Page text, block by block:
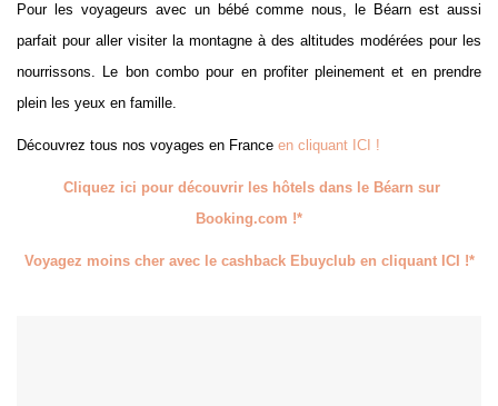
Pour les voyageurs avec un bébé comme nous, le Béarn est aussi
parfait pour aller visiter la montagne à des altitudes modérées pour les
nourrissons. Le bon combo pour en profiter pleinement et en prendre
plein les yeux en famille.
Découvrez tous nos voyages en France en cliquant ICI !
Cliquez ici pour découvrir les hôtels dans le Béarn sur
Booking.com !*
Voyagez moins cher avec le cashback Ebuyclub en cliquant ICI !*